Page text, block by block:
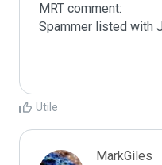
MRT comment:
Spammer listed with
Utile
MarkGiles